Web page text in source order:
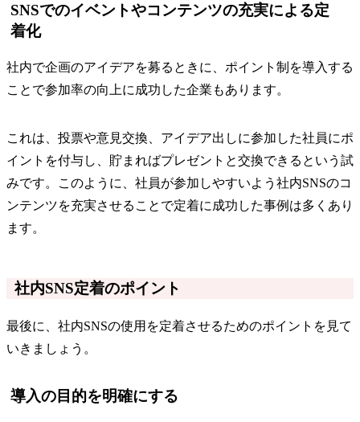
SNSでのイベントやコンテンツの充実による定
着化
社内で企画のアイデアを募るときに、ポイント制を導入する
ことで参加率の向上に成功した企業もあります。
これは、投票や意見交換、アイデア出しに参加した社員にポ
イントを付与し、貯まればプレゼントと交換できるという試
みです。このように、社員が参加しやすいよう社内SNSのコ
ンテンツを充実させることで定着に成功した事例は多くあり
ます。
社内SNS定着のポイント
最後に、社内SNSの使用を定着させるためのポイントを見て
いきましょう。
導入の目的を明確にする